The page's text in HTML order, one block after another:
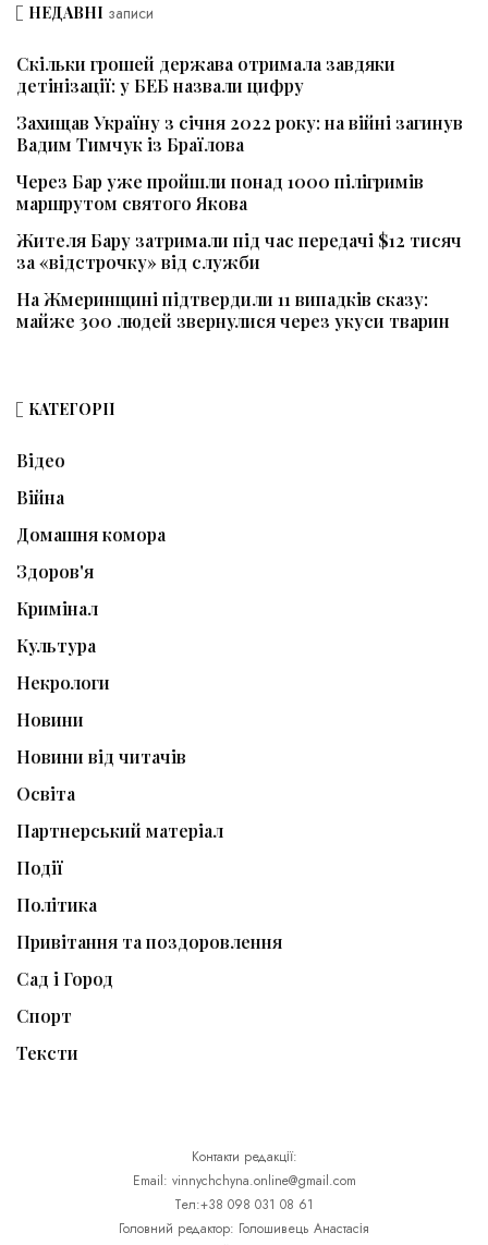
НЕДАВНІ записи
Скільки грошей держава отримала завдяки
детінізації: у БЕБ назвали цифру
Захищав Україну з січня 2022 року: на війні загинув
Вадим Тимчук із Браїлова
Через Бар уже пройшли понад 1000 пілігримів
маршрутом святого Якова
Жителя Бару затримали під час передачі $12 тисяч
за «відстрочку» від служби
На Жмеринщині підтвердили 11 випадків сказу:
майже 300 людей звернулися через укуси тварин
КАТЕГОРІЇ
Відео
Війна
Домашня комора
Здоров'я
Кримінал
Культура
Некрологи
Новини
Новини від читачів
Освіта
Партнерський матеріал
Події
Політика
Привітання та поздоровлення
Сад і Город
Спорт
Тексти
Контакти редакції:
Email: vinnychchyna.online@gmail.com
Тел:+38 098 031 08 61
Головний редактор: Голошивець Анастасія